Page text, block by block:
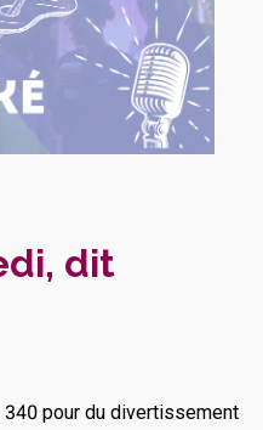
dit
340 pour du divertissement